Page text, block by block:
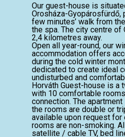
Our guest-house is
Orosháza-Gyopárosfürdő,
few minutes’ walk from
the spa. The city centre of
2,4 kilometres away.
Open all year-round, our
accommodation offers
during the cold winter
dedicated to create ideal
undisturbed and
Horváth Guest-house is a
with 10 comfortable
connection. The
the rooms are double or
available upon request for
rooms are non-smoking.
satellite / cable TV, bed